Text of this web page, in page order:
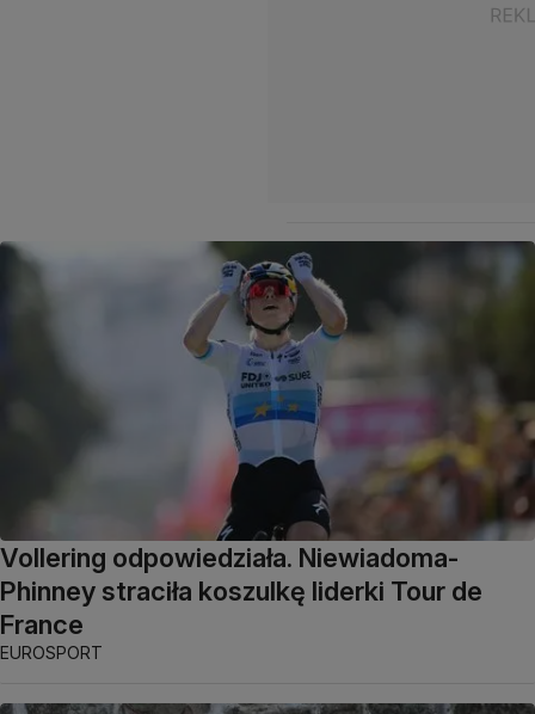
Vollering odpowiedziała. Niewiadoma-
Phinney straciła koszulkę liderki Tour de
France
EUROSPORT